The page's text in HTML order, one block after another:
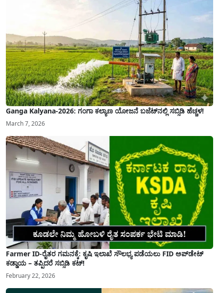
Ganga Kalyana-2026: ಗಂಗಾ ಕಲ್ಯಾಣ ಯೋಜನೆ ಬಜೆಟ್‌ನಲ್ಲಿ ಸಬ್ಸಿಡಿ ಹೆಚ್ಚಳ!
March 7, 2026
Farmer ID-ರೈತರ ಗಮನಕ್ಕೆ: ಕೃಷಿ ಇಲಾಖೆ ಸೌಲಭ್ಯ ಪಡೆಯಲು FID ಅಪ್‌ಡೇಟ್
ಕಡ್ಡಾಯ – ತಪ್ಪಿದರೆ ಸಬ್ಸಿಡಿ ಕಟ್!
February 22, 2026